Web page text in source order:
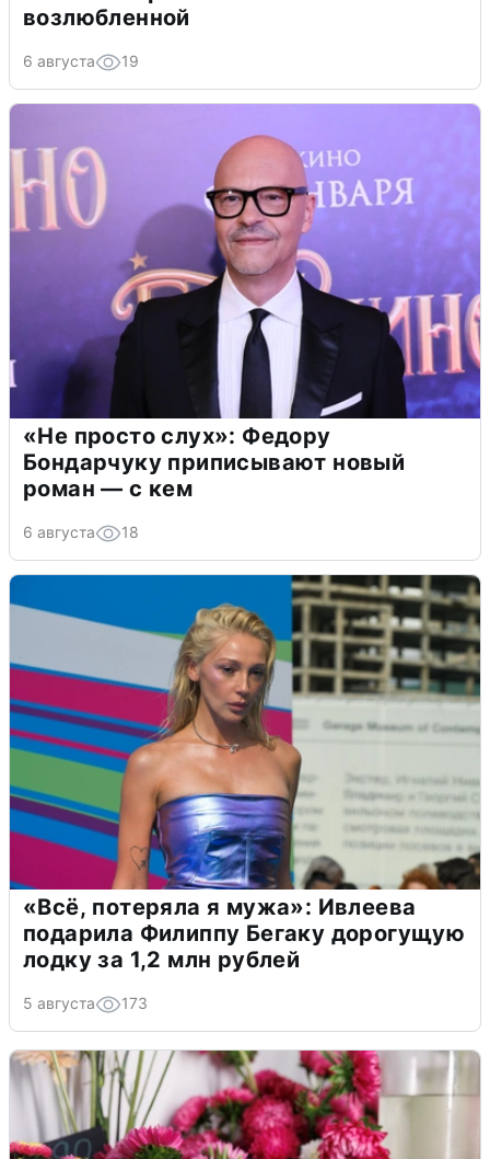
возлюбленной
6 августа 19
«Не просто слух»: Федору
Бондарчуку приписывают новый
роман — с кем
6 августа 18
«Всё, потеряла я мужа»: Ивлеева
подарила Филиппу Бегаку дорогущую
лодку за 1,2 млн рублей
5 августа 173